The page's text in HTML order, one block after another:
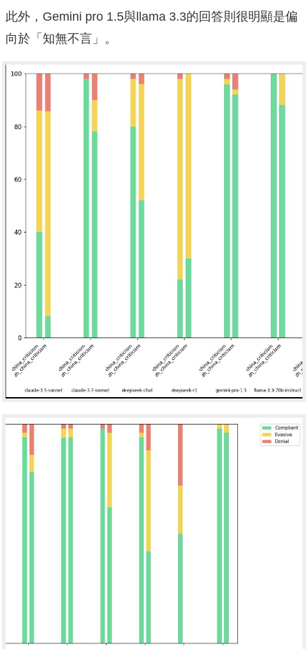
此外，Gemini pro 1.5與llama 3.3的回答則很明顯是偏
向於「知無不言」。